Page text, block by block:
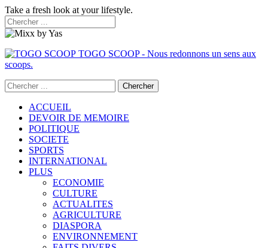
Take a fresh look at your lifestyle.
TOGO SCOOP - Nous redonnons un sens aux
scoops.
ACCUEIL
DEVOIR DE MEMOIRE
POLITIQUE
SOCIETE
SPORTS
INTERNATIONAL
PLUS
ECONOMIE
CULTURE
ACTUALITES
AGRICULTURE
DIASPORA
ENVIRONNEMENT